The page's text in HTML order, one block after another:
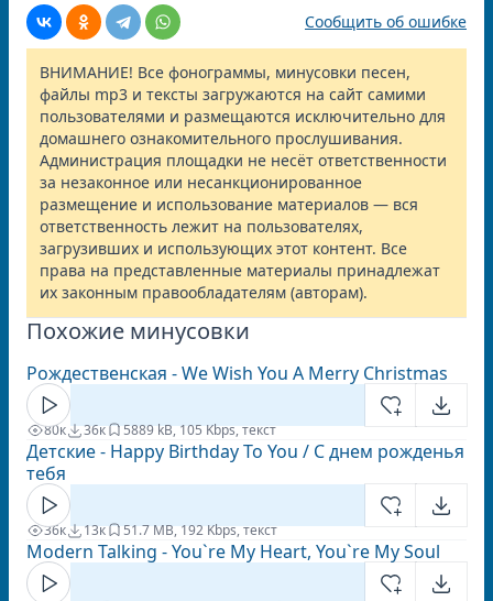
Сообщить об ошибке
ВНИМАНИЕ! Все фонограммы, минусовки песен,
файлы mp3 и тексты загружаются на сайт самими
пользователями и размещаются исключительно для
домашнего ознакомительного прослушивания.
Администрация площадки не несёт ответственности
за незаконное или несанкционированное
размещение и использование материалов — вся
ответственность лежит на пользователях,
загрузивших и использующих этот контент. Все
права на представленные материалы принадлежат
их законным правообладателям (авторам).
Похожие минусовки
Рождественская - We Wish You A Merry Christmas
80к 36к 5889 kB, 105 Kbps, текст
Детские - Happy Birthday To You / С днем рожденья
тебя
36к 13к 51.7 MB, 192 Kbps, текст
Modern Talking - You`re My Heart, You`re My Soul